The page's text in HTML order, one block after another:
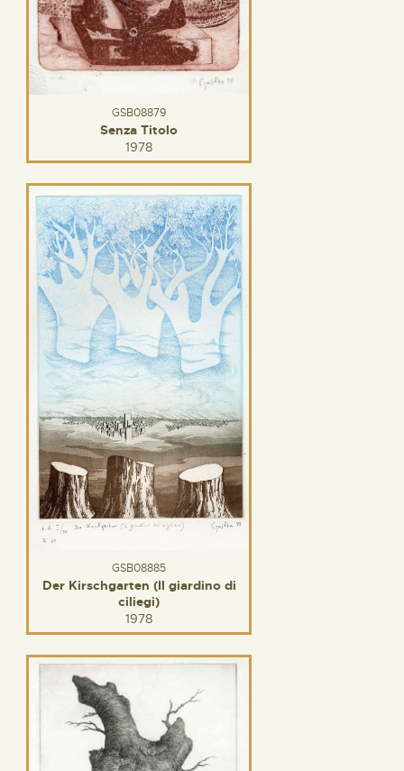
GSB08879
Senza Titolo
1978
GSB08885
Der Kirschgarten (Il giardino di
ciliegi)
1978